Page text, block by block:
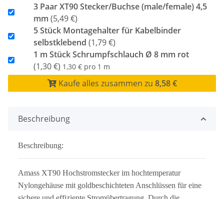
3 Paar XT90 Stecker/Buchse (male/female) 4,5
mm (5,49 €)
5 Stück Montagehalter für Kabelbinder
selbstklebend (1,79 €)
1 m Stück Schrumpfschlauch Ø 8 mm rot
(1,30 €) 1,30 € pro 1 m
Kaufe alles zusammen zu 8,58 €
Beschreibung
Beschreibung:
Amass XT90 Hochstromstecker im hochtemperatur
Nylongehäuse mit goldbeschichteten Anschlüssen für eine